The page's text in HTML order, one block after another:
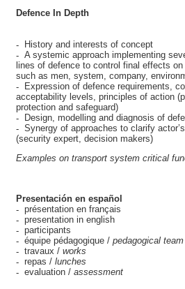
Defence In Depth
History and interests of concept
A systemic approach implementing
lines of defence to control final effects
such as men, system, company,
Expression of defence requirements,
acceptability levels, principles of action
protection and safeguard)
Design, modelling and diagnosis of
Synergy of approaches to clarify
(security expert, decision makers)
Examples on transport system critical
Presentación en español
présentation en français
presentation in english
participants
équipe pédagogique / pedagogical team
travaux / works
repas / lunches
evaluation / assessment